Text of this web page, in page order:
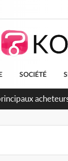
SOCIÉTÉ
des ventes